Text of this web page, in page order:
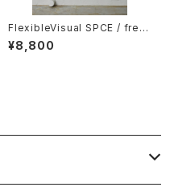
FlexibleVisual SPCE / free
SPCE TEE / BROWN
¥8,800